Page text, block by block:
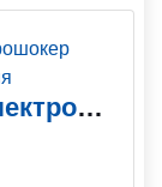
Удар 704 Max мощный электрошокер нокаутирующего действия